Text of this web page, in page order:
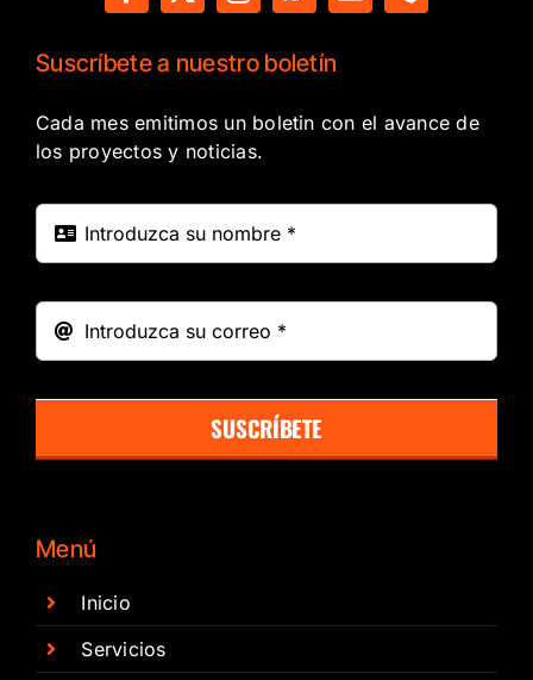
Suscríbete a nuestro boletín
Cada mes emitimos un boletin con el avance de
los proyectos y noticias.
SUSCRÍBETE
Menú
Inicio
Servicios